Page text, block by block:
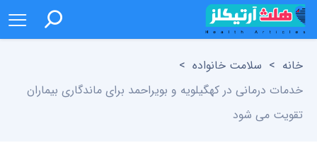
خانه > سلامت خانواده >
خدمات درمانی در کهگیلویه و بویراحمد برای ماندگاری بیماران
تقویت می شود